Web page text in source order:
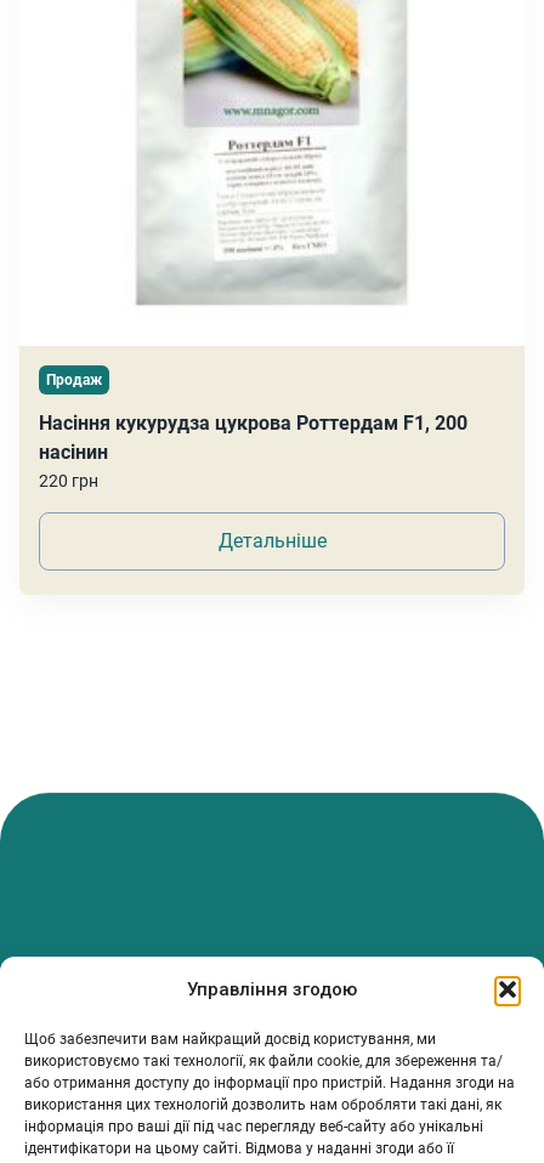
Управління згодою
Щоб забезпечити вам найкращий досвід користування, ми
використовуємо такі технології, як файли cookie, для збереження та/
або отримання доступу до інформації про пристрій. Надання згоди на
використання цих технологій дозволить нам обробляти такі дані, як
інформація про ваші дії під час перегляду веб-сайту або унікальні
ідентифікатори на цьому сайті. Відмова у наданні згоди або її
Продаж
Насіння кукурудза цукрова Роттердам F1, 200
насінин
220 грн
Детальніше
PanTerrea — спільнота, що дбає про фермерів.
Ми об’єднуємо людей, досвід і рішення, щоб допомагати вам
розвивати ферму з упевненістю та підтримкою.
ТОВ Пантерея
ЄДРПОУ 46213847
76018, Україна, Івано-Франківський р-н, Івано-Франківська
обл., місто Івано-Франківськ, вулиця Сахарова Академіка,